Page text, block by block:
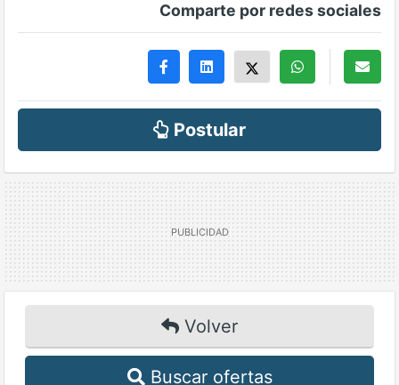
Comparte por redes sociales
Postular
Volver
Buscar ofertas